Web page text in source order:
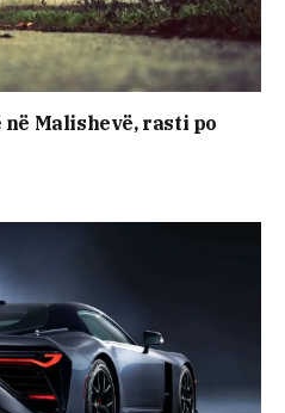
Malishevë, rasti po